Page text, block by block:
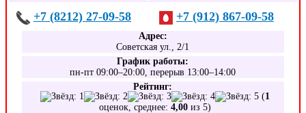
+7 (8212) 27-09-58 +7 (912) 867-09-58
Адрес:
Советская ул., 2/1
График работы:
пн-пт 09:00–20:00, перерыв 13:00–14:00
Рейтинг:
(1
оценок, среднее:4,00 из 5)